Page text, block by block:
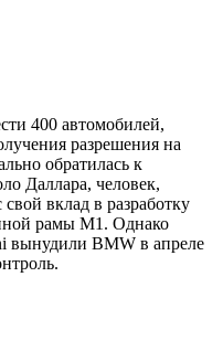
400 автомобилей,
разрешения на
обратилась к
Даллара, человек,
вклад в разработку
рамы M1. Однако
вынудили BMW в апреле